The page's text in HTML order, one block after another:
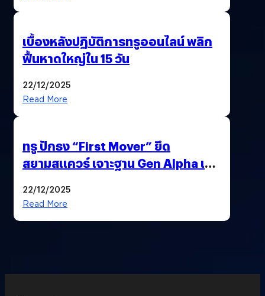
เบื้องหลังปฏิบัติการทรูออนไลน์ พลิก
ฟื้นหาดใหญ่ใน 15 วัน
22/12/2025
Read More
ทรู ปักธง “First Mover” ยึด
สยามสแควร์ เจาะฐาน Gen Alpha เมื่อ
ยุคถัดไป
22/12/2025
Read More